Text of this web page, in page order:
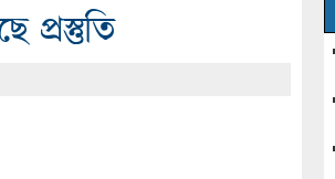
প্রস্তুতি